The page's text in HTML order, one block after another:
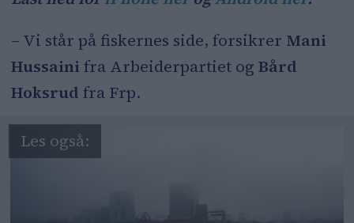
– Vi står på fiskernes side, forsikrer Mani
Hussaini fra Arbeiderpartiet og Bård
Hoksrud fra Frp.